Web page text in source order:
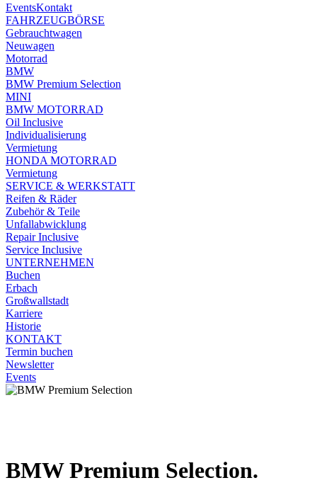
EventsKontakt
FAHRZEUGBÖRSE
Gebrauchtwagen
Neuwagen
Motorrad
BMW
BMW Premium Selection
MINI
BMW MOTORRAD
Oil Inclusive
Individualisierung
Vermietung
HONDA MOTORRAD
Vermietung
SERVICE & WERKSTATT
Reifen & Räder
Zubehör & Teile
Unfallabwicklung
Repair Inclusive
Service Inclusive
UNTERNEHMEN
Buchen
Erbach
Großwallstadt
Karriere
Historie
KONTAKT
Termin buchen
Newsletter
Events
BMW Premium Selection.